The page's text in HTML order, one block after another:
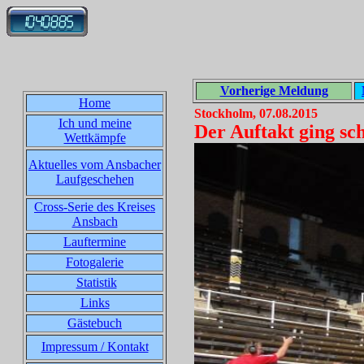
Home
Ich und meine
Wettkämpfe
Aktuelles vom Ansbacher
Laufgeschehen
Cross-Serie des Kreises
Ansbach
Lauftermine
Fotogalerie
Statistik
Links
Gästebuch
Impressum / Kontakt
Vorherige Meldung
Stockholm, 07.08.2015
Der Auftakt ging